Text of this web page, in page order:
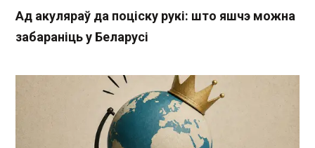
Ад акуляраў да поціску рукі: што яшчэ можна
забараніць у Беларусі